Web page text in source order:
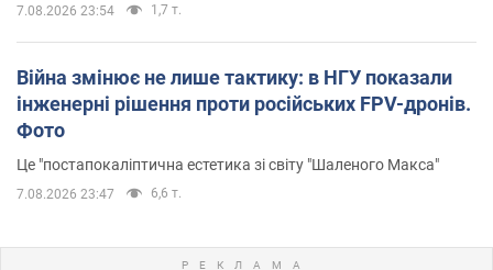
7.08.2026 23:54 1,7 т.
Війна змінює не лише тактику: в НГУ показали
інженерні рішення проти російських FPV-дронів.
Фото
Це "постапокаліптична естетика зі світу "Шаленого Макса"
7.08.2026 23:47 6,6 т.